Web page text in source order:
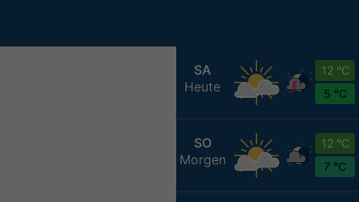
SA
Heute
12 °C
5 °C
SO
Morgen
12 °C
7 °C